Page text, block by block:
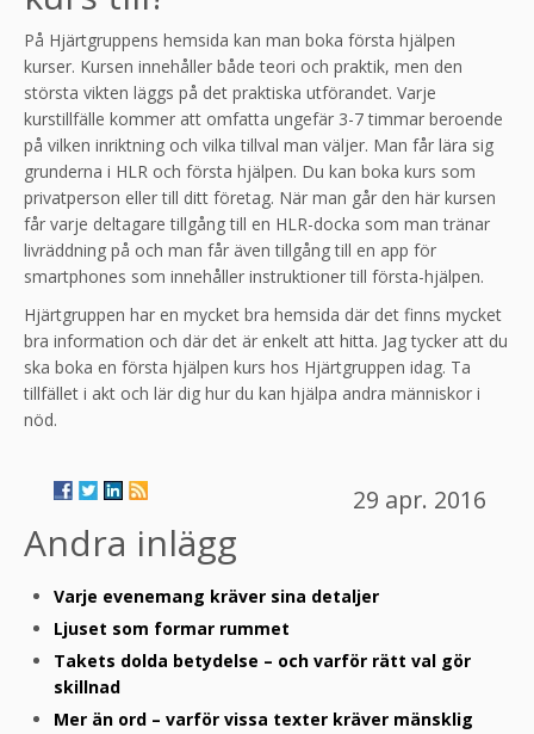
På Hjärtgruppens hemsida kan man boka första hjälpen
kurser. Kursen innehåller både teori och praktik, men den
största vikten läggs på det praktiska utförandet. Varje
kurstillfälle kommer att omfatta ungefär 3-7 timmar beroende
på vilken inriktning och vilka tillval man väljer. Man får lära sig
grunderna i HLR och första hjälpen. Du kan boka kurs som
privatperson eller till ditt företag. När man går den här kursen
får varje deltagare tillgång till en HLR-docka som man tränar
livräddning på och man får även tillgång till en app för
smartphones som innehåller instruktioner till första-hjälpen.
Hjärtgruppen har en mycket bra hemsida där det finns mycket
bra information och där det är enkelt att hitta. Jag tycker att du
ska boka en första hjälpen kurs hos Hjärtgruppen idag. Ta
tillfället i akt och lär dig hur du kan hjälpa andra människor i
nöd.
29 apr. 2016
Andra inlägg
Varje evenemang kräver sina detaljer
Ljuset som formar rummet
Takets dolda betydelse – och varför rätt val gör
skillnad
Mer än ord – varför vissa texter kräver mänsklig